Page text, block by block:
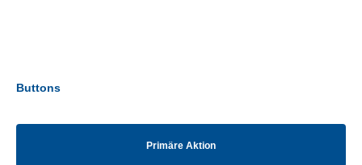
Buttons
Primäre Aktion